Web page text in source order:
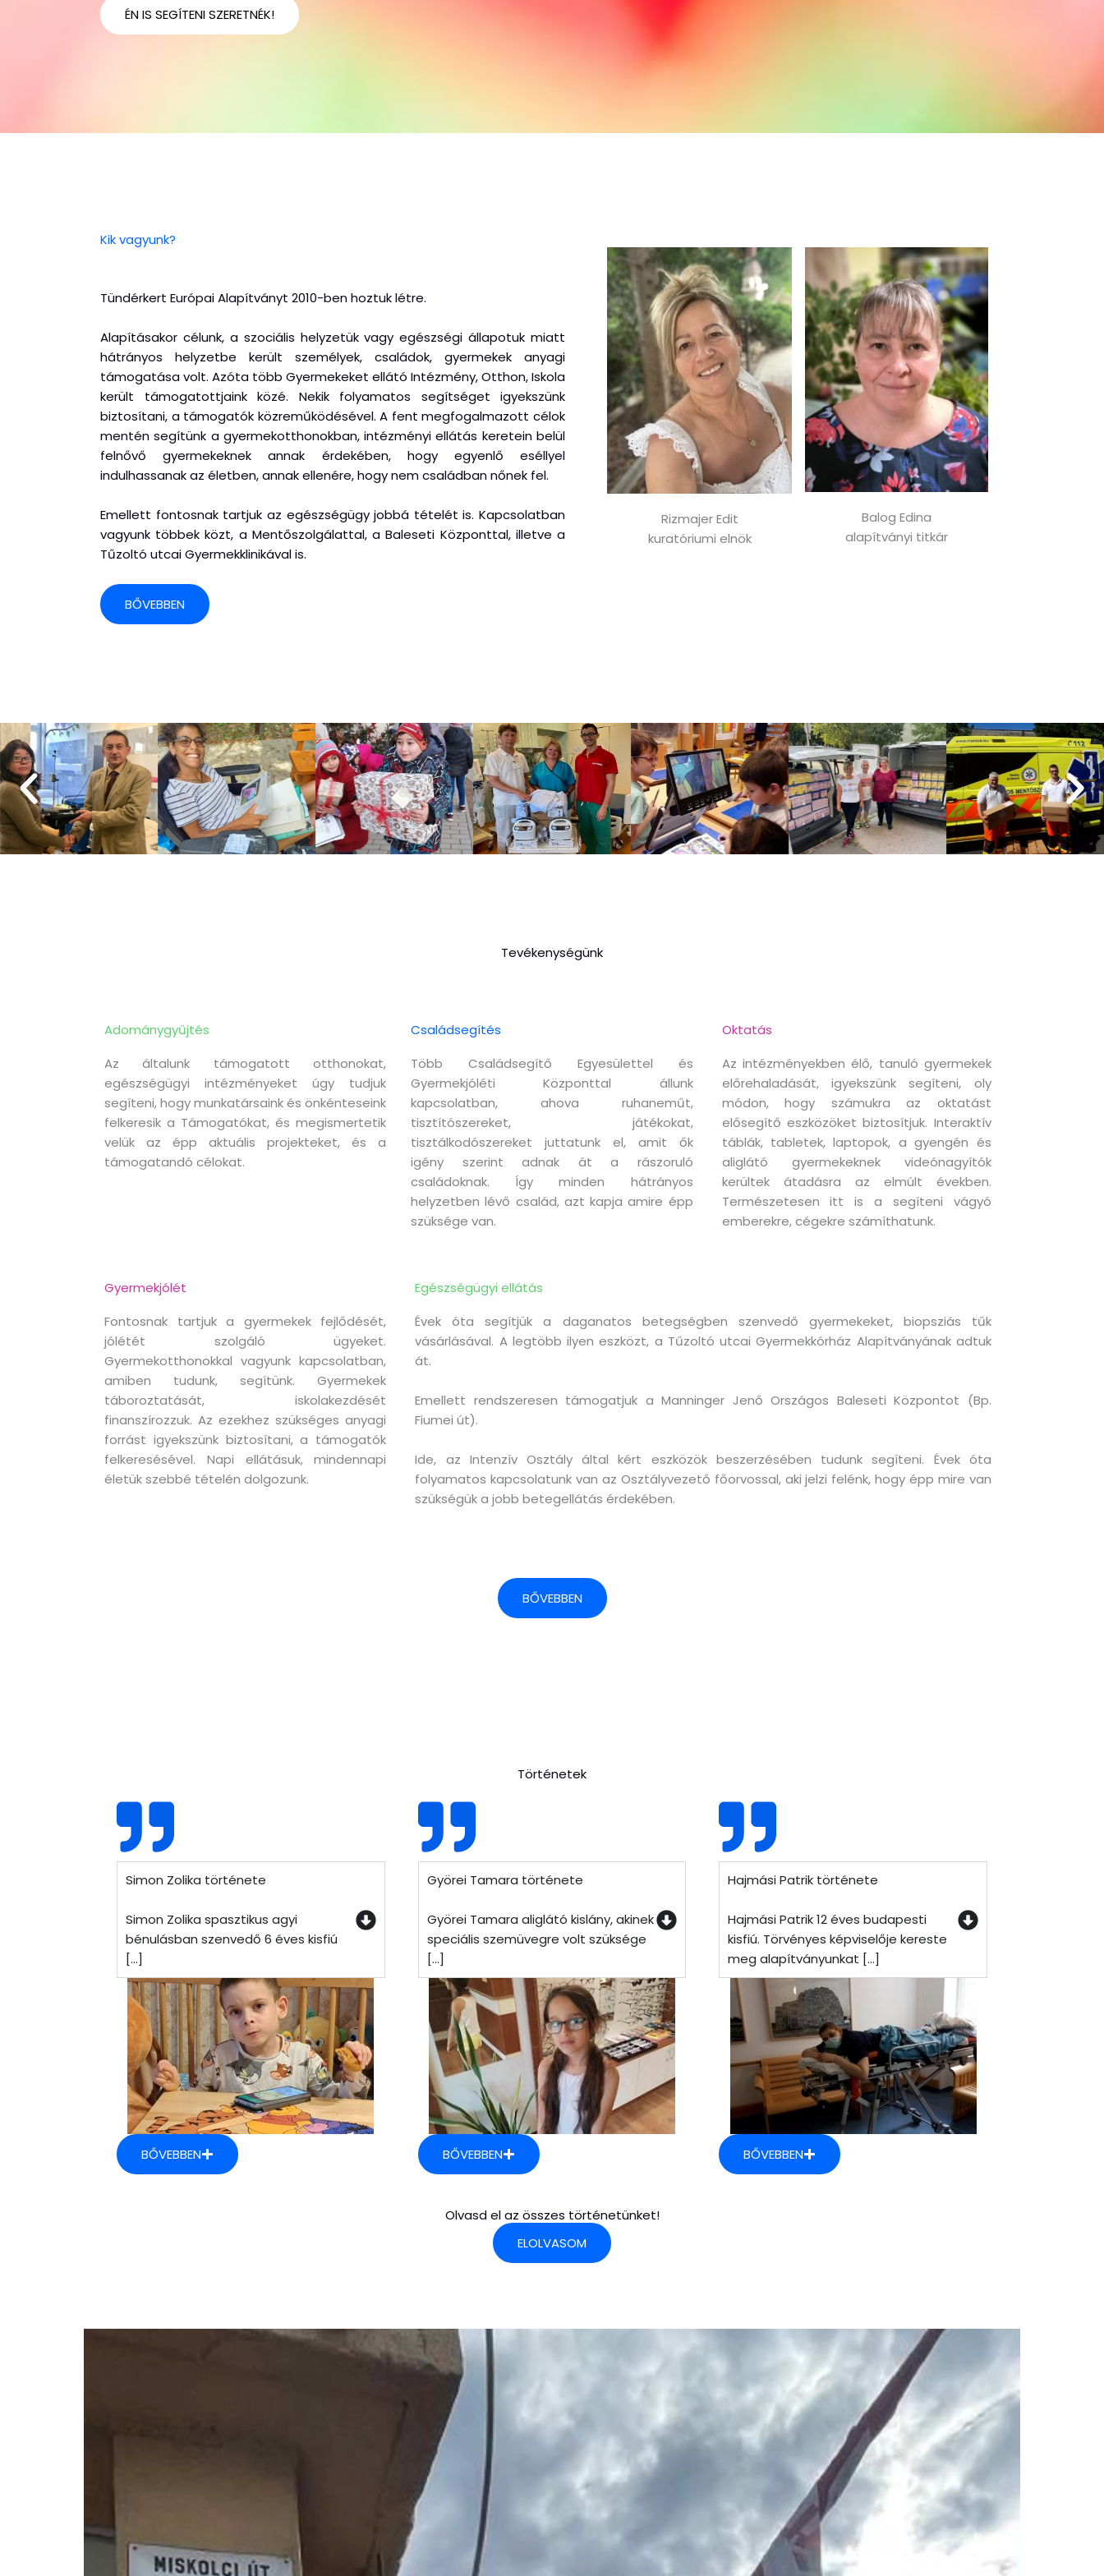
ÉN IS SEGÍTENI SZERETNÉK!
Kik vagyunk?
Tündérkert Európai Alapítványt 2010-ben hoztuk létre.
Alapításakor célunk, a szociális helyzetük vagy egészségi állapotuk miatt
hátrányos helyzetbe került személyek, családok, gyermekek anyagi
támogatása volt. Azóta több Gyermekeket ellátó Intézmény, Otthon, Iskola
került támogatottjaink közé. Nekik folyamatos segítséget igyekszünk
biztosítani, a támogatók közreműködésével. A fent megfogalmazott célok
mentén segítünk a gyermekotthonokban, intézményi ellátás keretein belül
felnővő gyermekeknek annak érdekében, hogy egyenlő eséllyel
indulhassanak az életben, annak ellenére, hogy nem családban nőnek fel.
Emellett fontosnak tartjuk az egészségügy jobbá tételét is. Kapcsolatban
vagyunk többek közt, a Mentőszolgálattal, a Baleseti Központtal, illetve a
Tűzoltó utcai Gyermekklinikával is.
BŐVEBBEN
Rizmajer Edit
kuratóriumi elnök
Balog Edina
alapítványi titkár
Tevékenységünk
Adománygyűjtés
Az általunk támogatott otthonokat,
egészségügyi intézményeket úgy tudjuk
segíteni, hogy munkatársaink és önkénteseink
felkeresik a Támogatókat, és megismertetik
velük az épp aktuális projekteket, és a
támogatandó célokat.
Családsegítés
Több Családsegítő Egyesülettel és
Gyermekjóléti Központtal állunk
kapcsolatban, ahova ruhaneműt,
tisztítószereket, játékokat,
tisztálkodószereket juttatunk el, amit ők
igény szerint adnak át a rászoruló
családoknak. Így minden hátrányos
helyzetben lévő család, azt kapja amire épp
szüksége van.
Oktatás
Az intézményekben élő, tanuló gyermekek
előrehaladását, igyekszünk segíteni, oly
módon, hogy számukra az oktatást
elősegítő eszközöket biztosítjuk. Interaktív
táblák, tabletek, laptopok, a gyengén és
aliglátó gyermekeknek videónagyítók
kerültek átadásra az elmúlt években.
Természetesen itt is a segíteni vágyó
emberekre, cégekre számíthatunk.
Gyermekjólét
Fontosnak tartjuk a gyermekek fejlődését,
jólétét szolgáló ügyeket.
Gyermekotthonokkal vagyunk kapcsolatban,
amiben tudunk, segítünk. Gyermekek
táboroztatását, iskolakezdését
finanszírozzuk. Az ezekhez szükséges anyagi
forrást igyekszünk biztosítani, a támogatók
felkeresésével. Napi ellátásuk, mindennapi
életük szebbé tételén dolgozunk.
Egészségügyi ellátás
Évek óta segítjük a daganatos betegségben szenvedő gyermekeket, biopsziás tűk
vásárlásával. A legtöbb ilyen eszközt, a Tűzoltó utcai Gyermekkórház Alapítványának adtuk
át.
Emellett rendszeresen támogatjuk a Manninger Jenő Országos Baleseti Központot (Bp.
Fiumei út).
Ide, az Intenzív Osztály által kért eszközök beszerzésében tudunk segíteni. Évek óta
folyamatos kapcsolatunk van az Osztályvezető főorvossal, aki jelzi felénk, hogy épp mire van
szükségük a jobb betegellátás érdekében.
BŐVEBBEN
Történetek
Simon Zolika története
Simon Zolika spasztikus agyi
bénulásban szenvedő 6 éves kisfiú
[...]
BŐVEBBEN
Györei Tamara története
Györei Tamara aliglátó kislány, akinek
speciális szemüvegre volt szüksége
[...]
BŐVEBBEN
Hajmási Patrik története
Hajmási Patrik 12 éves budapesti
kisfiú. Törvényes képviselője kereste
meg alapítványunkat [...]
BŐVEBBEN
Olvasd el az összes történetünket!
ELOLVASOM